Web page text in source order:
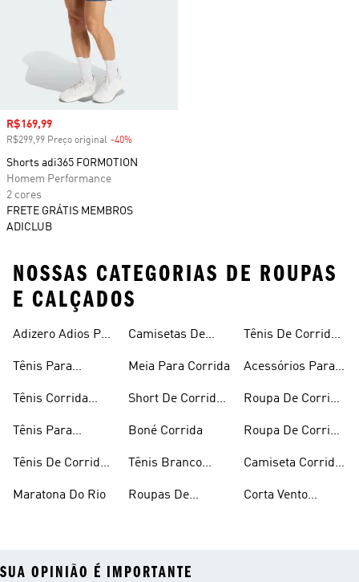
Preço com desconto
R$169,99
R$299,99 Preço original -40%
Shorts adi365 FORMOTION
Homem Performance
2 cores
FRETE GRÁTIS MEMBROS
ADICLUB
NOSSAS CATEGORIAS DE ROUPAS
E CALÇADOS
Adizero Adios Pro
Tênis Para
Tênis Corrida
Tênis Para
Tênis De Corrida
Maratona Do Rio
Camisetas De
Meia Para Corrida
Short De Corrida
Boné Corrida
Tênis Branco
Roupas De
Tênis De Corrida
Acessórios Para
Roupa De Corrida
Roupa De Corrida
Camiseta Corrida
Corta Vento
SUA OPINIÃO É IMPORTANTE